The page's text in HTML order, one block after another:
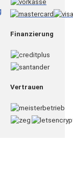
Finanzierung
Vertrauen